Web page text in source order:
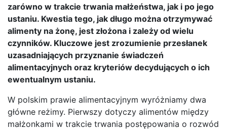
zarówno w trakcie trwania małżeństwa, jak i po jego
ustaniu. Kwestia tego, jak długo można otrzymywać
alimenty na żonę, jest złożona i zależy od wielu
czynników. Kluczowe jest zrozumienie przesłanek
uzasadniających przyznanie świadczeń
alimentacyjnych oraz kryteriów decydujących o ich
ewentualnym ustaniu.
W polskim prawie alimentacyjnym wyróżniamy dwa
główne reżimy. Pierwszy dotyczy alimentów między
małżonkami w trakcie trwania postępowania o rozwód